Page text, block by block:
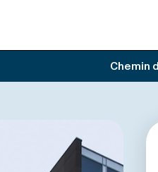
Chemin